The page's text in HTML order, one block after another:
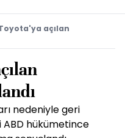
açılan
nedeniyle geri
ABD hükümetince